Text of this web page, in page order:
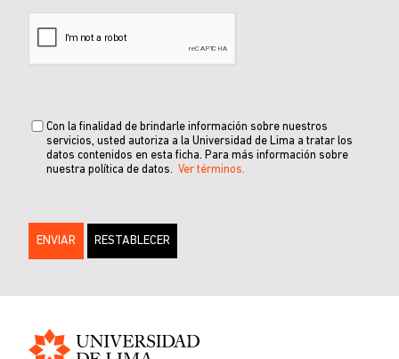
Con la finalidad de brindarle información sobre nuestros
servicios, usted autoriza a la Universidad de Lima a tratar los
datos contenidos en esta ficha. Para más información sobre
nuestra política de datos. Ver términos.